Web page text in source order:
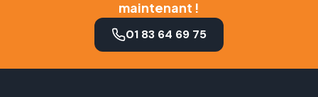
maintenant !
01 83 64 69 75